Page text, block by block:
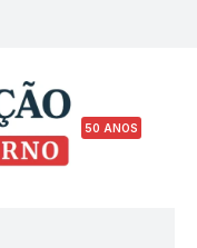
50 ANOS